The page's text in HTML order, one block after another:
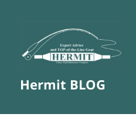
Hermit BLOG